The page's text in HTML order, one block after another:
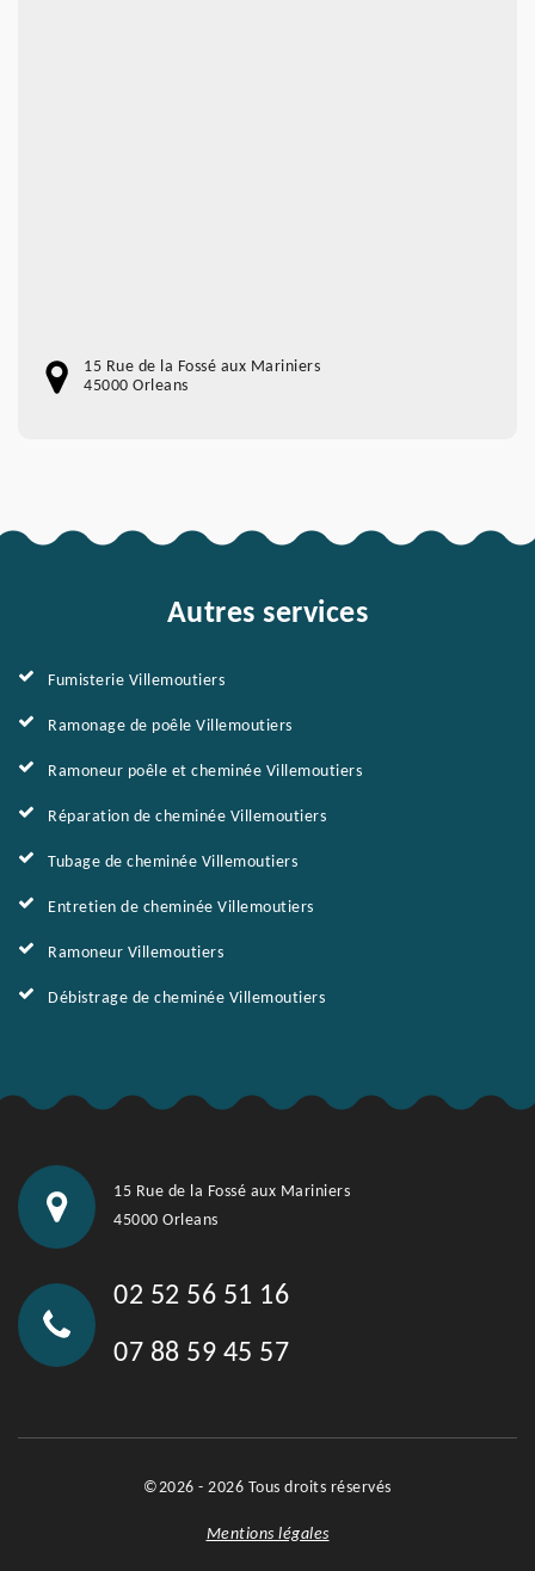
15 Rue de la Fossé aux Mariniers
45000 Orleans
Autres services
Fumisterie Villemoutiers
Ramonage de poêle Villemoutiers
Ramoneur poêle et cheminée Villemoutiers
Réparation de cheminée Villemoutiers
Tubage de cheminée Villemoutiers
Entretien de cheminée Villemoutiers
Ramoneur Villemoutiers
Débistrage de cheminée Villemoutiers
15 Rue de la Fossé aux Mariniers
45000 Orleans
02 52 56 51 16
07 88 59 45 57
©2026 - 2026 Tous droits réservés
Mentions légales